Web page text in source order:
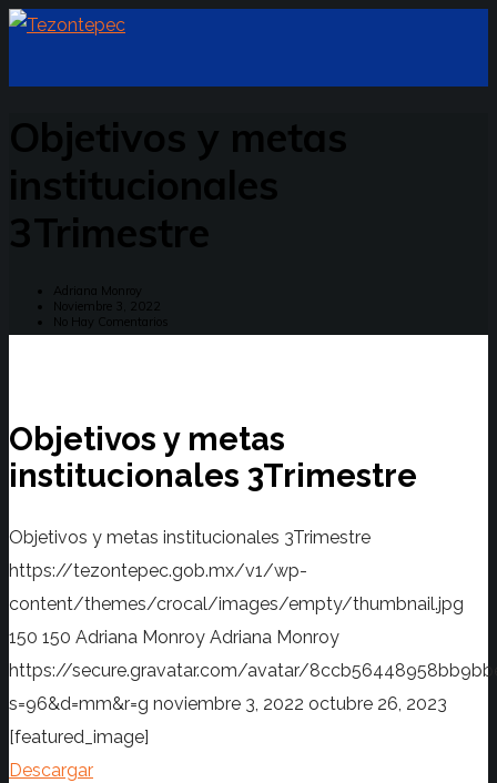
Objetivos y metas
institucionales
3Trimestre
Adriana Monroy
Noviembre 3, 2022
No Hay Comentarios
Objetivos y metas
institucionales 3Trimestre
Objetivos y metas institucionales 3Trimestre
https://tezontepec.gob.mx/v1/wp-
content/themes/crocal/images/empty/thumbnail.jpg
150 150 Adriana Monroy Adriana Monroy
https://secure.gravatar.com/avatar/
s=96&d=mm&r=g noviembre 3, 2022 octubre 26, 2023
[featured_image]
Descargar